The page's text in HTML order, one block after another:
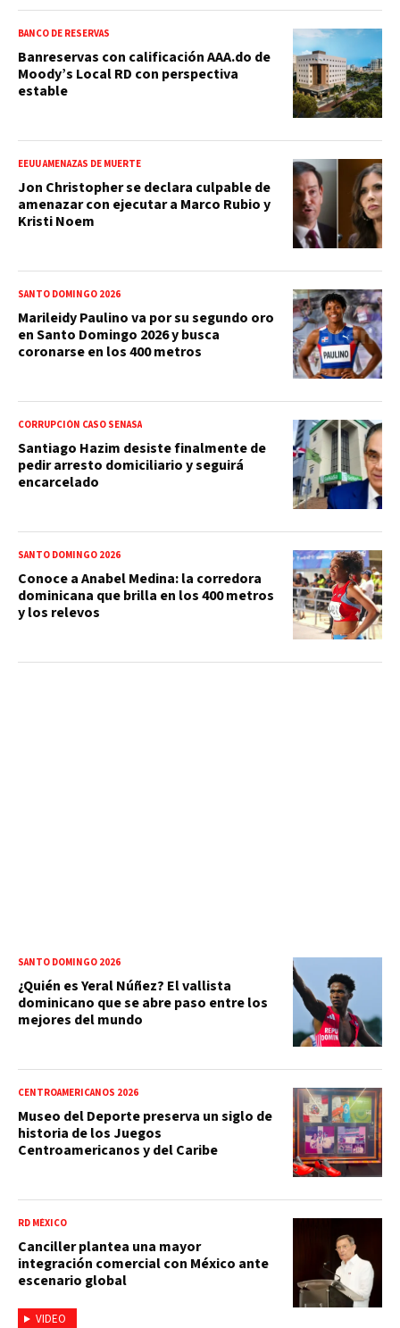
BANCO DE RESERVAS
Banreservas con calificación AAA.do de
Moody’s Local RD con perspectiva
estable
EEUU AMENAZAS DE MUERTE
Jon Christopher se declara culpable de
amenazar con ejecutar a Marco Rubio y
Kristi Noem
SANTO DOMINGO 2026
Marileidy Paulino va por su segundo oro
en Santo Domingo 2026 y busca
coronarse en los 400 metros
CORRUPCIÓN CASO SENASA
Santiago Hazim desiste finalmente de
pedir arresto domiciliario y seguirá
encarcelado
SANTO DOMINGO 2026
Conoce a Anabel Medina: la corredora
dominicana que brilla en los 400 metros
y los relevos
SANTO DOMINGO 2026
¿Quién es Yeral Núñez? El vallista
dominicano que se abre paso entre los
mejores del mundo
CENTROAMERICANOS 2026
Museo del Deporte preserva un siglo de
historia de los Juegos
Centroamericanos y del Caribe
VIDEO
RD MÉXICO
Canciller plantea una mayor
integración comercial con México ante
escenario global